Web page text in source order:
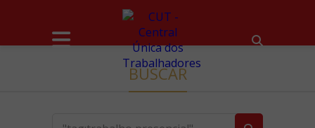
BUSCAR